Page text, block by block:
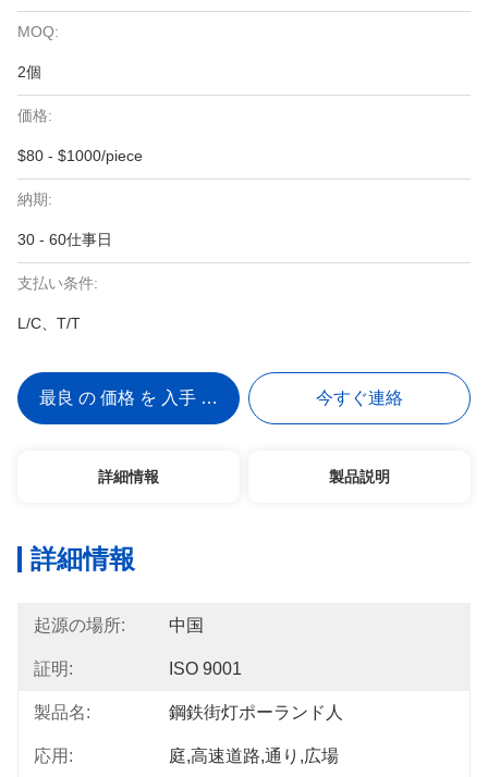
MOQ:
2個
価格:
$80 - $1000/piece
納期:
30 - 60仕事日
支払い条件:
L/C、T/T
最良 の 価格 を 入手 する 今すぐ連絡
詳細情報 製品説明
詳細情報
起源の場所: 中国
証明: ISO 9001
製品名: 鋼鉄街灯ポーランド人
応用: 庭,高速道路,通り,広場